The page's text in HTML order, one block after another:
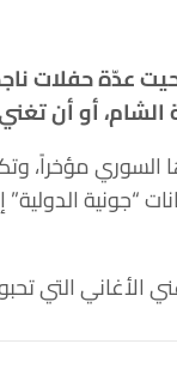
اللبنانية عبير نعمة
أو أن
السوري
الأغاني التي